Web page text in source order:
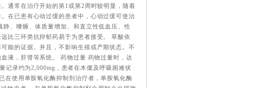
通常在治疗开始的第1或第2周时较明显，随着
在已患有心动过缓的患者中，心动过缓可使治
、嗜睡、体质量增加、和直立性低血压、性
比三环类抗抑郁药易于为患者接受。 草酸依
能的证据。并且，不影响生殖或产期状态。不
液，肝肾等系统。 药物过量 药物过量时，达
记录约为2,000mg，患者在木僵及呼吸困难状
在使用单胺氧化酶抑制剂治疗者，单胺氧化酶